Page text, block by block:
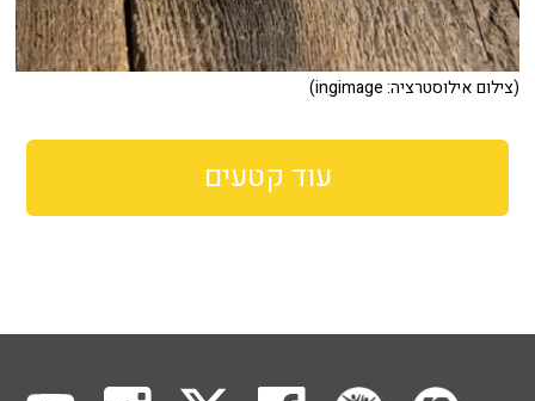
(צילום אילוסטרציה: ingimage)
עוד קטעים